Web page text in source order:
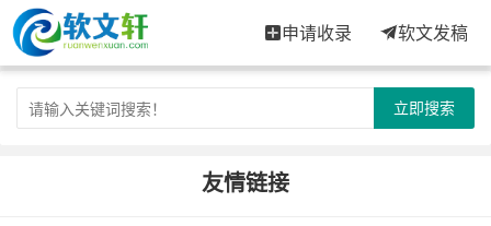
申请收录 软文发稿
立即搜索
友情链接